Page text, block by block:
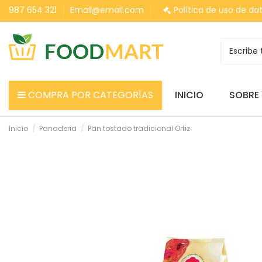
987 654 321 Email@email.com Política de uso de
COMPRA POR CATEGORÍAS INICIO
Inicio Panaderia Pan tostado tradicional Ortiz